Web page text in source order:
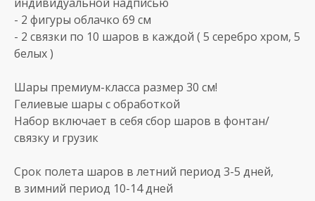
- 2 фигуры облачко 69 см
- 2 связки по 10 шаров в каждой ( 5 серебро хром, 5
белых )
Шары премиум-класса размер 30 см!
Гелиевые шары с обработкой
Набор включает в себя сбор шаров в фонтан/
связку и грузик
Срок полета шаров в летний период 3-5 дней,
в зимний период 10-14 дней